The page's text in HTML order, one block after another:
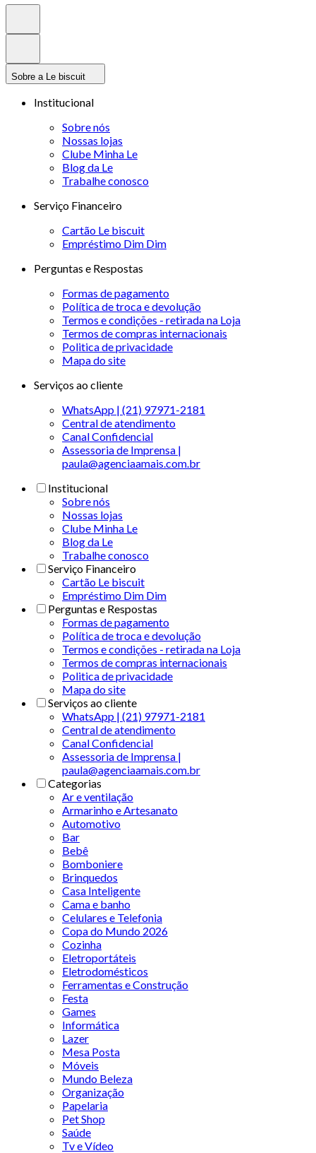
Sobre a Le biscuit
Institucional
Sobre nós
Nossas lojas
Clube Minha Le
Blog da Le
Trabalhe conosco
Serviço Financeiro
Cartão Le biscuit
Empréstimo Dim Dim
Perguntas e Respostas
Formas de pagamento
Política de troca e devolução
Termos e condições - retirada na Loja
Termos de compras internacionais
Politica de privacidade
Mapa do site
Serviços ao cliente
WhatsApp | (21) 97971-2181
Central de atendimento
Canal Confidencial
Assessoria de Imprensa |
paula@agenciaamais.com.br
Institucional
Sobre nós
Nossas lojas
Clube Minha Le
Blog da Le
Trabalhe conosco
Serviço Financeiro
Cartão Le biscuit
Empréstimo Dim Dim
Perguntas e Respostas
Formas de pagamento
Política de troca e devolução
Termos e condições - retirada na Loja
Termos de compras internacionais
Politica de privacidade
Mapa do site
Serviços ao cliente
WhatsApp | (21) 97971-2181
Central de atendimento
Canal Confidencial
Assessoria de Imprensa |
paula@agenciaamais.com.br
Categorias
Ar e ventilação
Armarinho e Artesanato
Automotivo
Bar
Bebê
Bomboniere
Brinquedos
Casa Inteligente
Cama e banho
Celulares e Telefonia
Copa do Mundo 2026
Cozinha
Eletroportáteis
Eletrodomésticos
Ferramentas e Construção
Festa
Games
Informática
Lazer
Mesa Posta
Móveis
Mundo Beleza
Organização
Papelaria
Pet Shop
Saúde
Tv e Vídeo